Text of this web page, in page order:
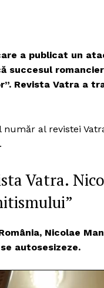
a publicat un
succesul
Revista Vatra a
al revistei
Vatra.
Nicolae
autosesizeze.